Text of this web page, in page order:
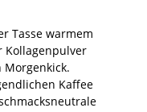
Tasse warmem
Kollagenpulver
Kaffee